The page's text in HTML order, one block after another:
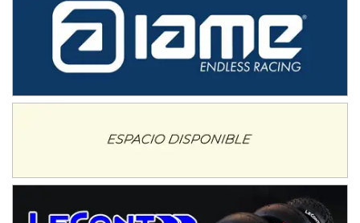
Parque de la Velocidad (Asfalto)
Villaguay (Entre Ríos)
VICTORIENSE - F7
El Cerro (Tierra)
Gral. E. Godoy (Río Negro)
Juventud Unida (Tierra)